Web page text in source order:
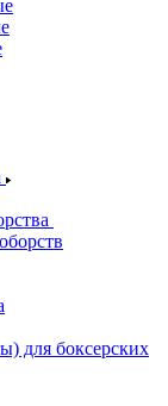
для боксерских